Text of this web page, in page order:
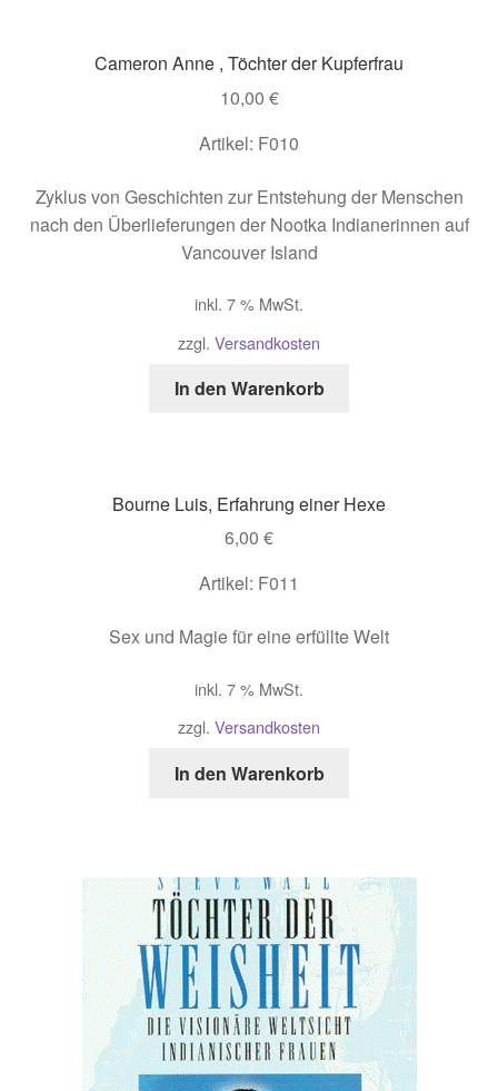
Cameron Anne , Töchter der Kupferfrau
10,00 €
Artikel: F010
Zyklus von Geschichten zur Entstehung der Menschen
nach den Überlieferungen der Nootka Indianerinnen auf
Vancouver Island
inkl. 7 % MwSt.
zzgl. Versandkosten
In den Warenkorb
Bourne Luis, Erfahrung einer Hexe
6,00 €
Artikel: F011
Sex und Magie für eine erfüllte Welt
inkl. 7 % MwSt.
zzgl. Versandkosten
In den Warenkorb